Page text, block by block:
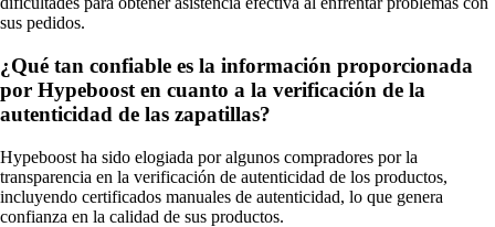
sus pedidos.
¿Qué tan confiable es la información proporcionada
por Hypeboost en cuanto a la verificación de la
autenticidad de las zapatillas?
Hypeboost ha sido elogiada por algunos compradores por la
transparencia en la verificación de autenticidad de los productos,
incluyendo certificados manuales de autenticidad, lo que genera
confianza en la calidad de sus productos.